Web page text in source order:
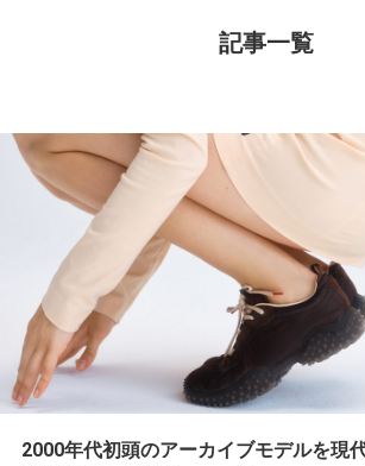
記事一覧
2000年代初頭のアーカイブモデルを現